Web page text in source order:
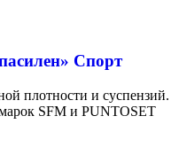
Спорт
плотности и суспензий.
SFM и PUNTOSET